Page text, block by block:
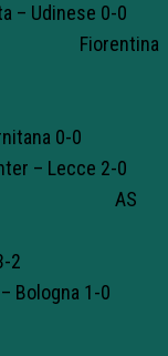
0-0
2-1
0-0
0-0
2-0
1-0
3-2
1-0